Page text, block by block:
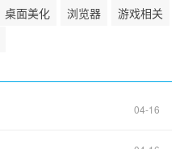
桌面美化 浏览器
游戏相关
04-16